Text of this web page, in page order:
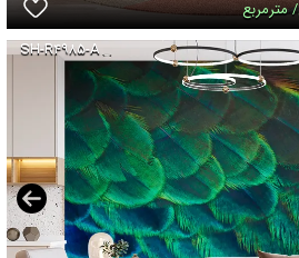
SH-R۴۹۸۵-A